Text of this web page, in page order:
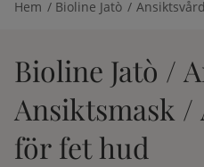
Hem Bioline Jatò Ansiktsvård
Bioline Jatò /
Ansiktsmask /
för fet hud